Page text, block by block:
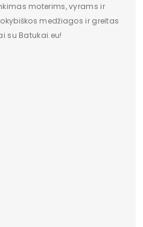
moterims, vyrams ir
medžiagos ir greitas
su Batukai.eu!